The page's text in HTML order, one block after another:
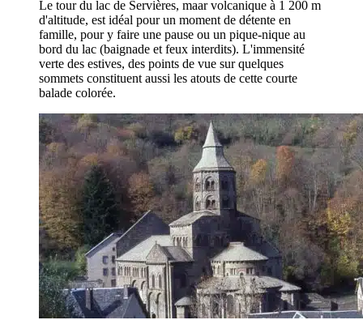
Le tour du lac de Servières, maar volcanique à 1 200 m
d'altitude, est idéal pour un moment de détente en
famille, pour y faire une pause ou un pique-nique au
bord du lac (baignade et feux interdits). L'immensité
verte des estives, des points de vue sur quelques
sommets constituent aussi les atouts de cette courte
balade colorée.